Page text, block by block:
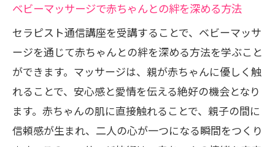
育児との両立が可能なセラピスト通信講
座
柔軟な学習スケジュールの立て方
オンラインフォーラムの活用法
セラピスト通信講座の受講体験談
子育てをサポートする学びの場
ベビーマッサージで赤ちゃんとの絆を深める方法
セラピスト通信講座を受講することで、ベビーマッサ
ージを通じて赤ちゃんとの絆を深める方法を学ぶこと
ができます。マッサージは、親が赤ちゃんに優しく触
れることで、安心感と愛情を伝える絶好の機会となり
ます。赤ちゃんの肌に直接触れることで、親子の間に
信頼感が生まれ、二人の心が一つになる瞬間をつくり